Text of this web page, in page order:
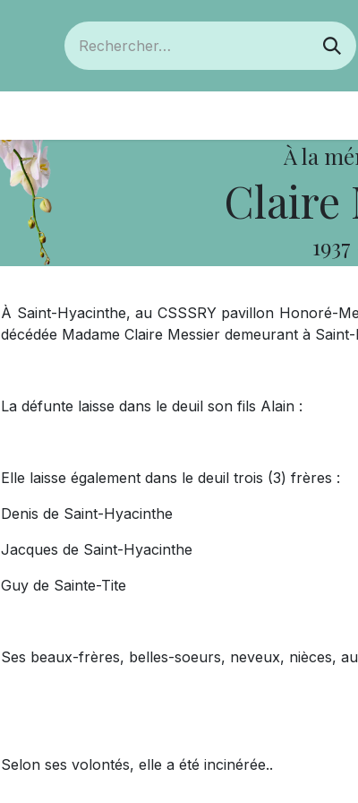
À la
Claire
1937
À Saint-Hyacinthe, au CSSSRY pavillon Honoré-
décédée Madame Claire Messier demeurant à
La défunte laisse dans le deuil son fils Alain :
Elle laisse également dans le deuil trois (3) frères :
Denis de Saint-Hyacinthe
Jacques de Saint-Hyacinthe
Guy de Sainte-Tite
Ses beaux-frères, belles-soeurs, neveux, nièces,
Selon ses volontés, elle a été incinérée..